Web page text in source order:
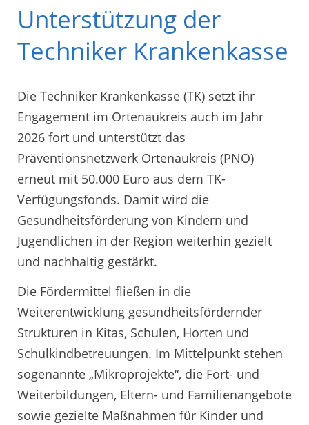
Unterstützung der
Techniker Krankenkasse
Die Techniker Krankenkasse (TK) setzt ihr
Engagement im Ortenaukreis auch im Jahr
2026 fort und unterstützt das
Präventionsnetzwerk Ortenaukreis (PNO)
erneut mit 50.000 Euro aus dem TK-
Verfügungsfonds. Damit wird die
Gesundheitsförderung von Kindern und
Jugendlichen in der Region weiterhin gezielt
und nachhaltig gestärkt.
Die Fördermittel fließen in die
Weiterentwicklung gesundheitsfördernder
Strukturen in Kitas, Schulen, Horten und
Schulkindbetreuungen. Im Mittelpunkt stehen
sogenannte „Mikroprojekte“, die Fort- und
Weiterbildungen, Eltern- und Familienangebote
sowie gezielte Maßnahmen für Kinder und